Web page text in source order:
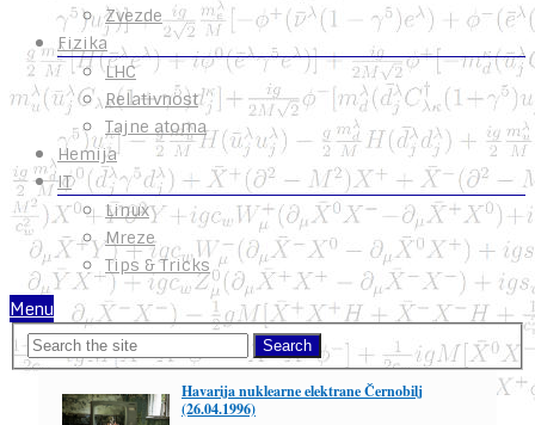
Zvezde
Fizika
LHC
Relativnost
Tajne atoma
Hemija
IT
Linux
Mreze
Tips & Tricks
Menu
Havarija nuklearne elektrane Černobilj
(26.04.1996)